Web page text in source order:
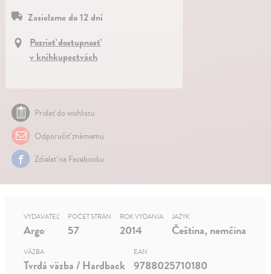
Zasielame do 12 dní
Pozrieť dostupnosť
v kníhkupectvách
Pridať do wishlistu
Odporučiť známemu
Zdielať na Facebooku
VYDAVATEĽ
Argo
POČET STRÁN
57
ROK VYDANIA
2014
JAZYK
Čeština, nemčina
VÄZBA
Tvrdá väzba / Hardback
EAN
9788025710180